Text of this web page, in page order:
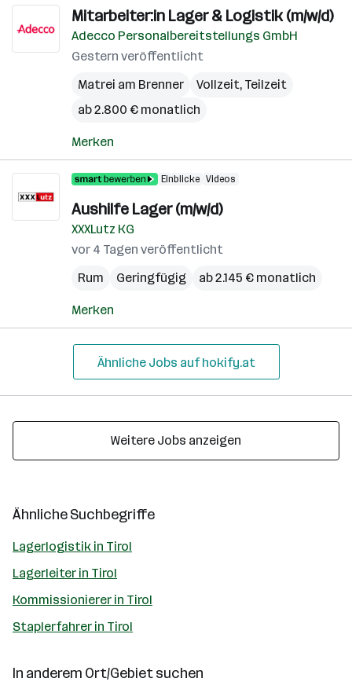
Mitarbeiter:in Lager & Logistik (m/w/d)
Adecco Personalbereitstellungs GmbH
Gestern veröffentlicht
Matrei am Brenner
Vollzeit, Teilzeit
ab 2.800 € monatlich
Merken
Einblicke Videos
Aushilfe Lager (m/w/d)
XXXLutz KG
vor 4 Tagen veröffentlicht
Rum
Geringfügig ab 2.145 € monatlich
Merken
Ähnliche Jobs auf hokify.at
Weitere Jobs anzeigen
Ähnliche Suchbegriffe
Lagerlogistik in Tirol
Lagerleiter in Tirol
Kommissionierer in Tirol
Staplerfahrer in Tirol
In anderem Ort/Gebiet suchen